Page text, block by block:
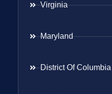
Virginia
Maryland
District Of Columbia